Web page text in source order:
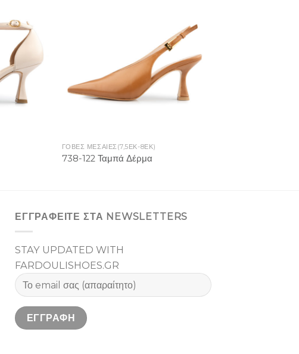
Add to
Wishlist
Add to
Wishlist
ΓΟΒΕΣ ΜΕΣΑΙΕΣ(7,5ΕΚ-8ΕΚ)
738-122 Ταμπά Δέρμα
ΕΓΓΡΑΦΕΙΤΕ ΣΤΑ NEWSLETTERS
STAY UPDATED WITH
FARDOULISHOES.GR